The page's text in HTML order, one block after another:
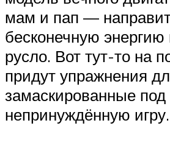
мам и пап —
бесконечную
русло. Вот тут-то на
придут упражнения
замаскированные под
непринуждённую игру.